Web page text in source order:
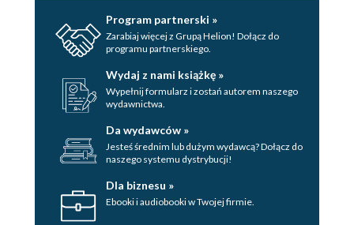
Program partnerski »
Zarabiaj więcej z Grupą Helion! Dołącz do
programu partnerskiego.
Wydaj z nami książkę »
Wypełnij formularz i zostań autorem naszego
wydawnictwa.
Da wydawców »
Jesteś średnim lub dużym wydawcą? Dołącz do
naszego systemu dystrybucji!
Dla biznesu »
Ebooki i audiobooki w Twojej firmie.